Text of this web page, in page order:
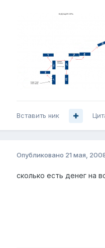
Вставить ник
Опубликовано 21 мая,
сколько есть денег на